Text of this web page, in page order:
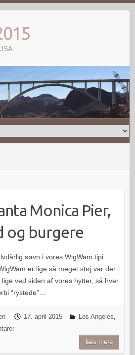
Monica Pier,
og burgere
søvn i vores WigWam tipi.
er lige så meget støj var der.
ved siden af vores hytter, så hver
“rystede”…
17. april 2015 Los Angeles
læs mere